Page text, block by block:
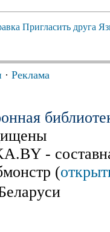
Пригласить друга
· Реклама
-
(